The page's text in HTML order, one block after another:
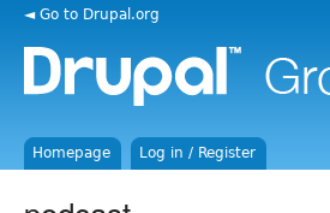
◄ Go to Drupal.org
Homepage Log in / Register